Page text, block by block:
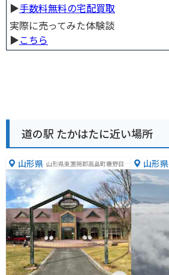
▶︎手数料無料の宅配買取
実際に売ってみた体験談
▶︎こちら
道の駅 たかはたに近い場所
山形県 山形県東置賜郡高畠町糠野目２
山形県